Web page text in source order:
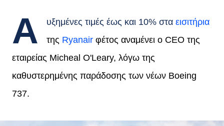
Α υξημένες τιμές έως και 10% στα εισιτήρια
της Ryanair φέτος αναμένει ο CEO της
εταιρείας Micheal O'Leary, λόγω της
καθυστερημένης παράδοσης των νέων Boeing
737.